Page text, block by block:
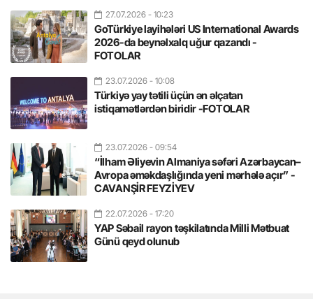
27.07.2026 - 10:23
GoTürkiye layihələri US International Awards
2026-da beynəlxalq uğur qazandı -
FOTOLAR
23.07.2026 - 10:08
Türkiyə yay tətili üçün ən əlçatan
istiqamətlərdən biridir -FOTOLAR
23.07.2026 - 09:54
“İlham Əliyevin Almaniya səfəri Azərbaycan–
Avropa əməkdaşlığında yeni mərhələ açır” -
CAVANŞİR FEYZİYEV
22.07.2026 - 17:20
YAP Səbail rayon təşkilatında Milli Mətbuat
Günü qeyd olunub